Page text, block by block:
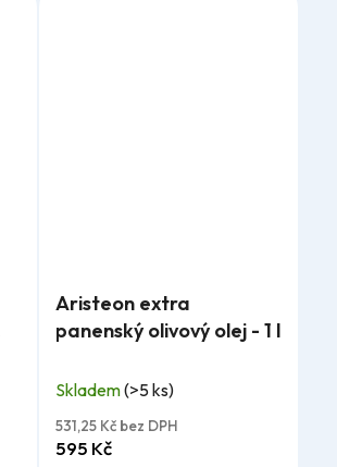
hodnocení
produktu
4,9
z
5
Aristeon extra
panenský olivový olej - 1 l
Skladem(>5 ks)
531,25 Kč bez DPH
595 Kč